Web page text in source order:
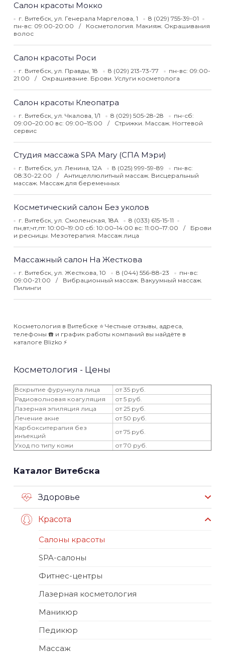
Салон красоты Мокко
г. Витебск, ул. Генерала Маргелова, 1
8 (029) 755-39-01
пн-вс: 09:00-20:00
Косметология. Макияж. Окрашивания
волос
Салон красоты Роси
г. Витебск, ул. Правды, 18 8 (029) 213-73-77
пн-вс: 09:00-
21:00
Окрашивание. Брови. Услуги косметолога
Салон красоты Клеопатра
г. Витебск, ул. Чкалова, 1/1 8 (029) 505-28-28
пн-сб:
09:00–20:00 вс: 09:00–15:00
Стрижки. Массаж. Ногтевой
сервис
Студия массажа SPA Mary (СПА Мэри)
г. Витебск, ул. Ленина, 12А 8 (025) 999-59-89
пн-вс:
08:30-22:00
Антицеллюлитный массаж. Висцеральный
массаж. Массаж для беременных
Косметический салон Без уколов
г. Витебск, ул. Смоленская, 18А
8 (033) 615-15-11
пн,вт,чт,пт: 10:00–19:00 сб: 10:00–14:00 вс: 11:00–17:00
Брови
и ресницы. Мезотерапия. Массаж лица
Массажный салон На Жесткова
г. Витебск, ул. Жесткова, 10 8 (044) 556-88-23
пн-вс:
09:00-21:00
Вибрационный массаж. Вакуумный массаж.
Пилинги
Косметология в Витебске ⭐️ Честные отзывы, адреса,
телефоны ☎️ и график работы компаний вы найдёте в
каталоге Blizko ⚡️
Косметология - Цены
Вскрытие фурункула лица
от 35 руб.
Радиоволновая коагуляция
от 5 руб.
Лазерная эпиляция лица
от 25 руб.
Лечение акне
от 50 руб.
Карбокситерапия без
инъекций
от 75 руб.
Уход по типу кожи
от 70 руб.
Каталог Витебска
Здоровье
Красота
Салоны красоты
SPA-салоны
Фитнес-центры
Лазерная косметология
Маникюр
Педикюр
Массаж